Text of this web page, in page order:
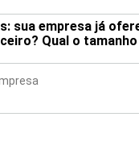
sua empresa já
Qual o